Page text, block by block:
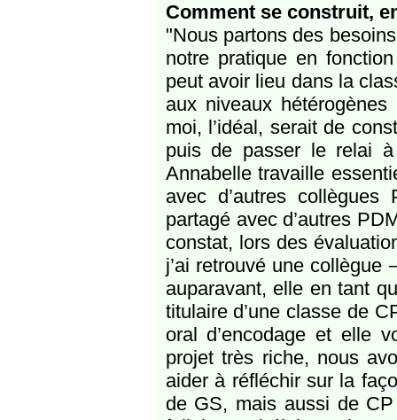
Comment se construit,
"Nous partons des
notre pratique en
peut avoir lieu dans la
aux niveaux
moi, l’idéal, serait de
puis de passer le relai
Annabelle travaille
avec d’autres
partagé avec d’autres
constat, lors des
j’ai retrouvé une collègue
auparavant, elle en tant
titulaire d’une classe de
oral d’encodage et elle
projet très riche, nous
aider à réfléchir sur la
de GS, mais aussi de